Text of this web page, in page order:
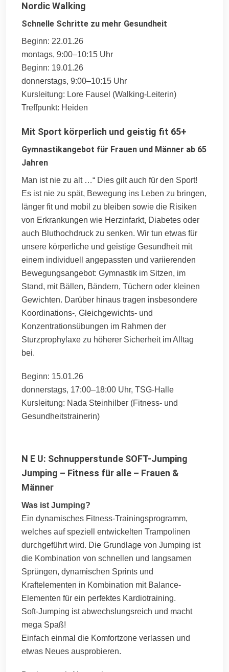
Nordic Walking
Schnelle Schritte zu mehr Gesundheit
Beginn: 22.01.26
montags, 9:00–10:15 Uhr
Beginn: 19.01.26
donnerstags, 9:00–10:15 Uhr
Kursleitung: Lore Fausel (Walking-Leiterin)
Treffpunkt: Heiden
Mit Sport körperlich und geistig fit 65+
Gymnastikangebot für Frauen und Männer ab 65
Jahren
Man ist nie zu alt …“ Dies gilt auch für den Sport!
Es ist nie zu spät, Bewegung ins Leben zu bringen,
länger fit und mobil zu bleiben sowie die Risiken
von Erkrankungen wie Herzinfarkt, Diabetes oder
auch Bluthochdruck zu senken. Wir tun etwas für
unsere körperliche und geistige Gesundheit mit
einem individuell angepassten und variierenden
Bewegungsangebot: Gymnastik im Sitzen, im
Stand, mit Bällen, Bändern, Tüchern oder kleinen
Gewichten. Darüber hinaus tragen insbesondere
Koordinations-, Gleichgewichts- und
Konzentrationsübungen im Rahmen der
Sturzprophylaxe zu höherer Sicherheit im Alltag
bei.
Beginn: 15.01.26
donnerstags, 17:00–18:00 Uhr, TSG-Halle
Kursleitung: Nada Steinhilber (Fitness- und
Gesundheitstrainerin)
N E U: Schnupperstunde SOFT-Jumping
Jumping – Fitness für alle – Frauen &
Männer
Was ist Jumping?
Ein dynamisches Fitness-Trainingsprogramm,
welches auf speziell entwickelten Trampolinen
durchgeführt wird. Die Grundlage von Jumping ist
die Kombination von schnellen und langsamen
Sprüngen, dynamischen Sprints und
Kraftelementen in Kombination mit Balance-
Elementen für ein perfektes Kardiotraining.
Soft-Jumping ist abwechslungsreich und macht
mega Spaß!
Einfach einmal die Komfortzone verlassen und
etwas Neues ausprobieren.